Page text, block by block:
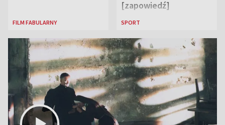
FILM FABULARNY
[zapowiedź]
SPORT